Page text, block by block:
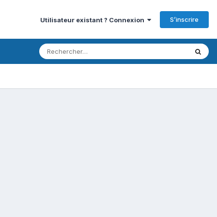
Utilisateur existant ? Connexion S’inscrire